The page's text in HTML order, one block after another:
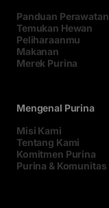
Panduan Perawatan
Temukan Hewan
Peliharaanmu
Makanan
Merek Purina
Mengenal Purina
Misi Kami
Tentang Kami
Komitmen Purina
Purina & Komunitas